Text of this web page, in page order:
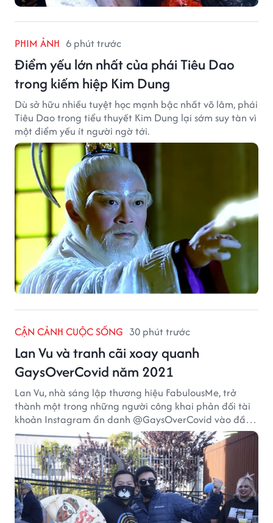
PHIM ẢNH 6 phút trước
Điểm yếu lớn nhất của phái Tiêu Dao
trong kiếm hiệp Kim Dung
Dù sở hữu nhiều tuyệt học mạnh bậc nhất võ lâm, phái
Tiêu Dao trong tiểu thuyết Kim Dung lại sớm suy tàn vì
một điểm yếu ít người ngờ tới.
CẬN CẢNH CUỘC SỐNG 30 phút trước
Lan Vu và tranh cãi xoay quanh
GaysOverCovid năm 2021
Lan Vu, nhà sáng lập thương hiệu FabulousMe, trở
thành một trong những người công khai phản đối tài
khoản Instagram ẩn danh @GaysOverCovid vào đầu
năm 2021, trong bối cảnh đại dịch COVID-19 vẫn diễn
biến nghiêm trọng.